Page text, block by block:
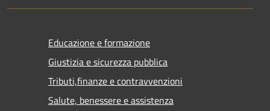
Educazione e formazione
Giustizia e sicurezza pubblica
Tributi,finanze e contravvenzioni
Salute, benessere e assistenza